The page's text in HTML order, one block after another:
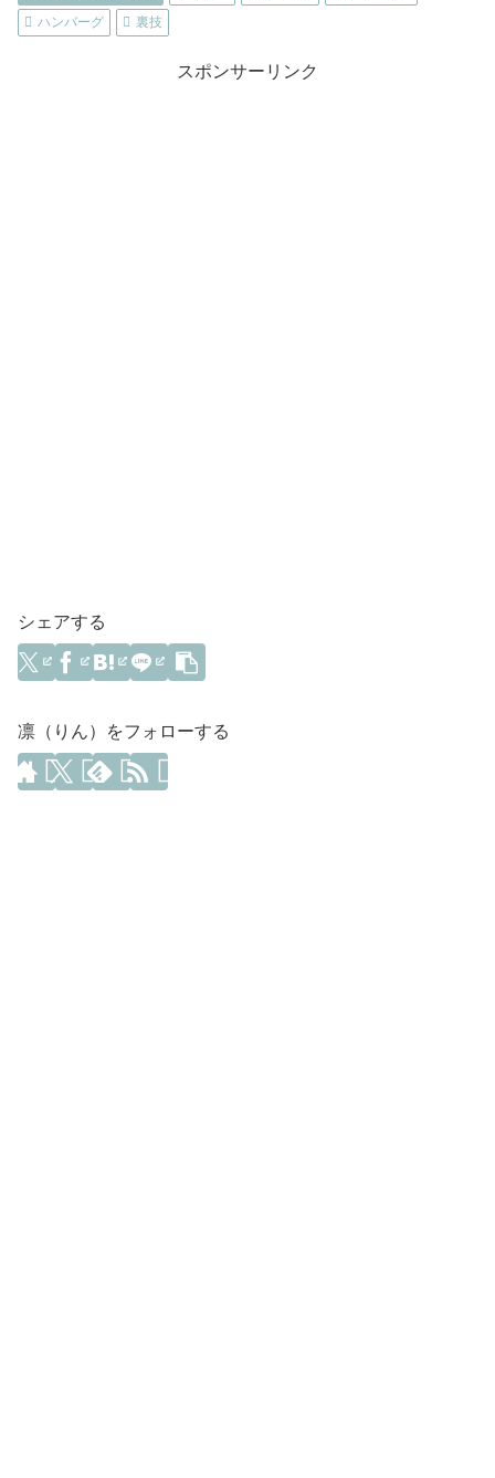
ハンバーグ
裏技
スポンサーリンク
シェアする
凛（りん）をフォローする